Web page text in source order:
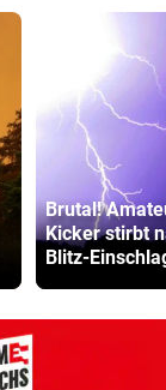
Brutal!
Kicker stirbt
Blitz-